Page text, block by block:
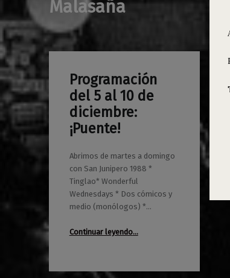
Malasaña
Programación
del 5 al 10 de
diciembre:
¡Puente!
Abrimos de martes a domingo
con San Junipero 1988 *
Tinglao* Wonderful
Wednesdays * Dos cómicos y
medio (monólogos) *…
Continuar leyendo“Programación del 5 al 10 de diciembre: ¡Puente!”
…
05/12/2017
0
Maravillas